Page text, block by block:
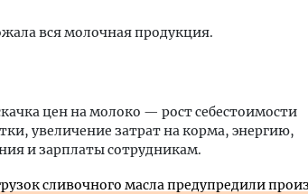
вся молочная продукция.
цен на молоко — рост себестоимости
увеличение затрат на корма, энергию,
и зарплаты сотрудникам.
сливочного масла предупредили